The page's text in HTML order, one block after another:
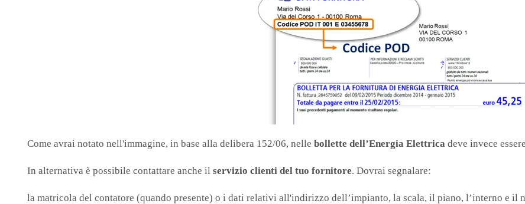
Come avrai notato nell'immagine, in base alla delibera 152/06, nelle bollette dell’Energia Elettrica deve invece
In alternativa è possibile contattare anche il servizio clienti del tuo fornitore. Dovrai segnalare:
la matricola del contatore (quando presente) o i dati relativi all'indirizzo dell’impianto, la scala, il piano, l’interno e il